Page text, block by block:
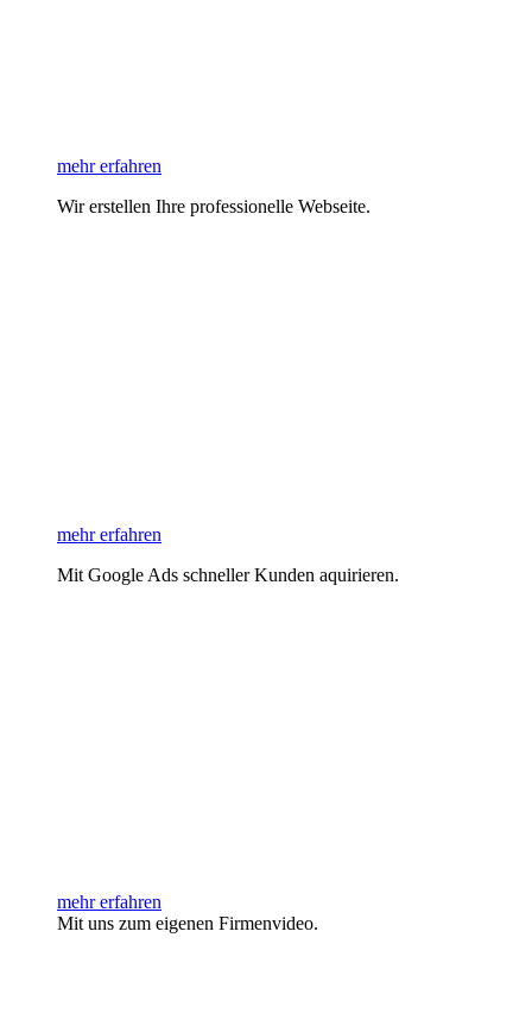
mehr erfahren
Wir erstellen Ihre professionelle Webseite.
mehr erfahren
Mit Google Ads schneller Kunden aquirieren.
mehr erfahren
Mit uns zum eigenen Firmenvideo.